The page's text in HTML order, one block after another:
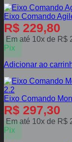
Eixo Comando
R$ 229,80
Em até 10x de R$
Pix
Adicionar ao
Eixo Comando
R$ 297,30
Em até 10x de R$
Pix